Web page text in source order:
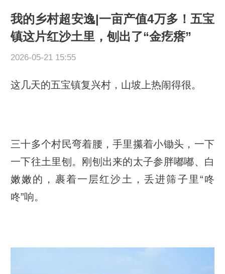
我的乡村超安逸|一亩产值4万多！五宝
镇这片红沙土里，刨出了“金疙瘩”
2026-05-21 15:55
这几天的五宝镇复兴村，山坡上热闹得很。
三十多个村民弯着腰，手里攥着小锄头，一下
一下往土里刨。刚刨出来的太子参胖嘟嘟、白
嫩嫩的，裹着一层红沙土，丢进筛子里“咚
咚”响。